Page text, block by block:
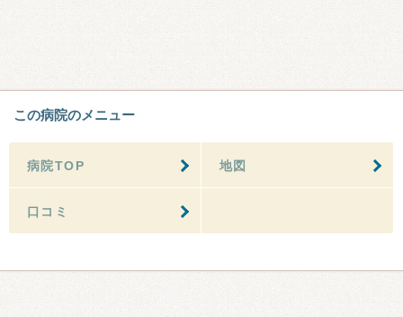
この病院のメニュー
病院TOP 地図
口コミ